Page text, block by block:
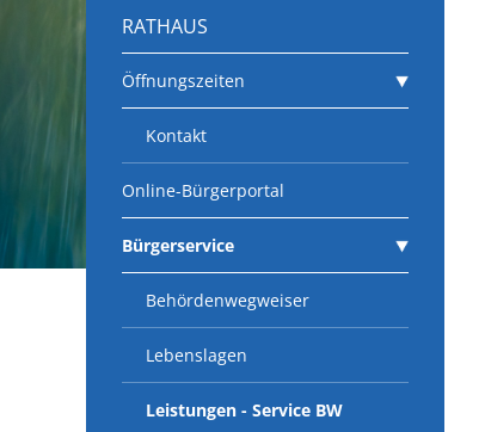
RATHAUS
Öffnungszeiten
Kontakt
Online-Bürgerportal
Bürgerservice
Behördenwegweiser
Lebenslagen
Leistungen - Service BW